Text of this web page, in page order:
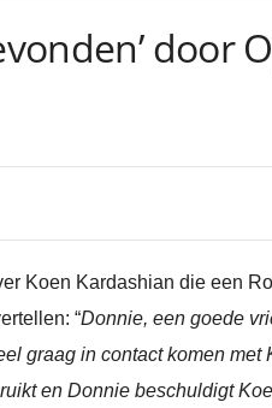
door
Koen Kardashian die een
“Donnie, een goede
graag in contact komen
en Donnie beschuldigt